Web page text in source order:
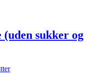
(uden sukker og